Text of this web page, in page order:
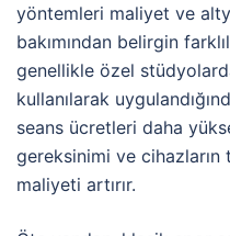
yöntemleri maliyet ve
bakımından belirgin
genellikle özel
kullanılarak
seans ücretleri daha
gereksinimi ve cihazların
maliyeti artırır.